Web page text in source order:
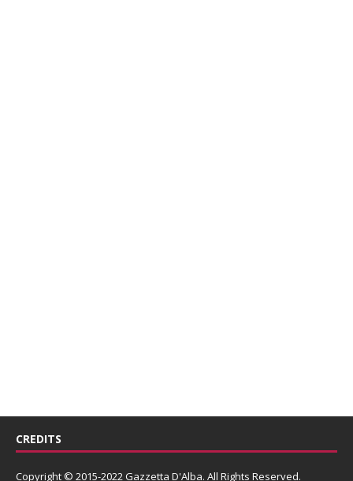
CREDITS
Copyright © 2015-2022 Gazzetta D'Alba. All Rights Reserved.